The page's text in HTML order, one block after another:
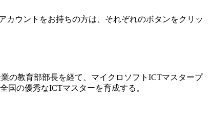
カウントをお持ちの方は、それぞれのボタンをクリッ
の教育部部長を経て、マイクロソフトICTマスタープ
国の優秀なICTマスターを育成する。